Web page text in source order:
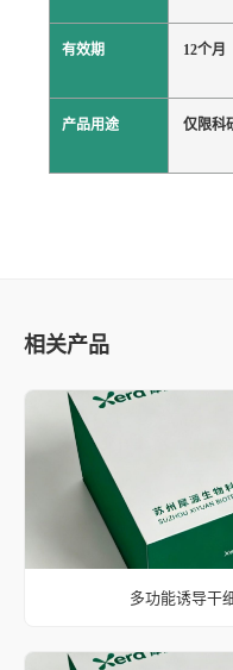
有效期 12个月
产品用途 仅限科
相关产品
多功能诱导干